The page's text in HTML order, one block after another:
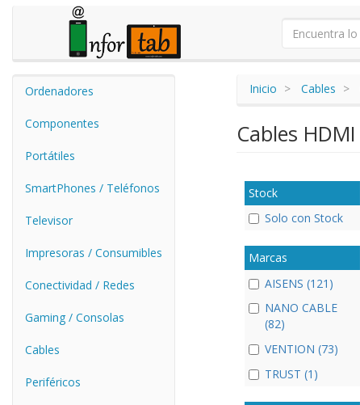
Ordenadores
Componentes
Portátiles
SmartPhones / Teléfonos
Televisor
Impresoras / Consumibles
Conectividad / Redes
Gaming / Consolas
Cables
Periféricos
Inicio Cables
Cables HDMI
Stock
Solo con Stock
Marcas
AISENS (121)
NANO CABLE
(82)
VENTION (73)
TRUST (1)